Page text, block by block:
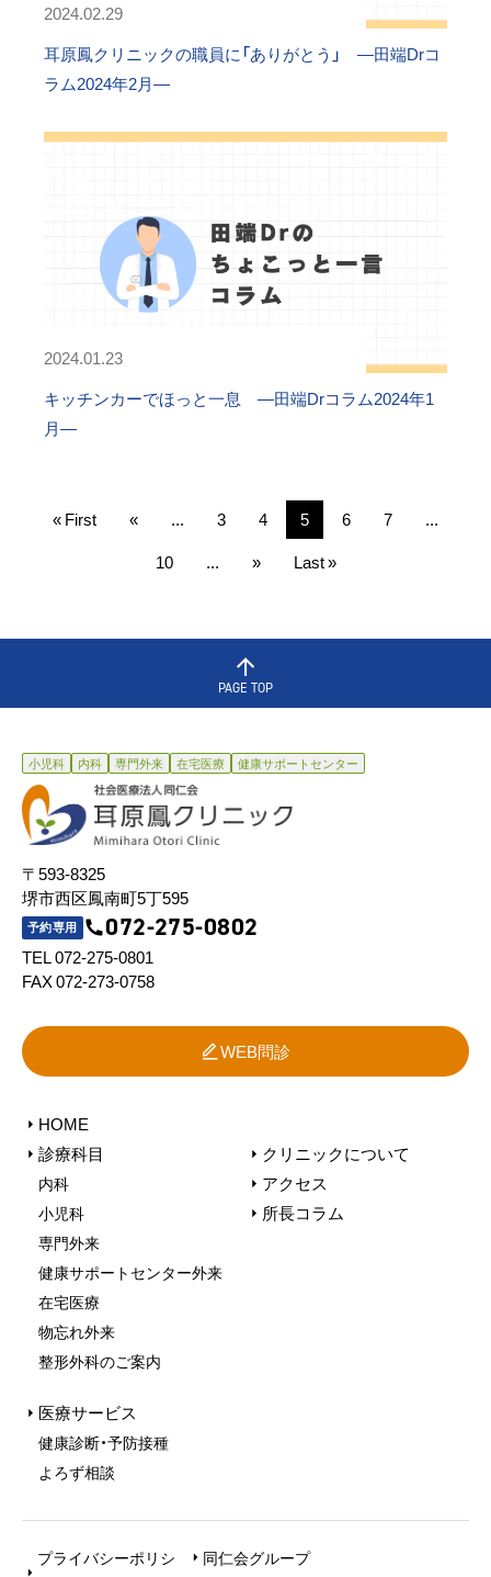
2024.02.29
耳原鳳クリニックの職員に「ありがとう」 ―田端Drコ
ラム2024年2月―
2024.01.23
キッチンカーでほっと一息 ―田端Drコラム2024年1
月―
« First « ... 3 4 5 6 7
...
10
... » Last »
PAGE TOP
小児科 内科 専門外来 在宅医療 健康サポートセンター
〒593-8325
堺市西区鳳南町5丁595
予約専用 072-275-0802
TEL 072-275-0801
FAX 072-273-0758
WEB問診
HOME
診療科目
内科
小児科
専門外来
健康サポートセンター外来
在宅医療
物忘れ外来
整形外科のご案内
医療サービス
健康診断・予防接種
よろず相談
クリニックについて
アクセス
所長コラム
プライバシーポリシ
同仁会グループ